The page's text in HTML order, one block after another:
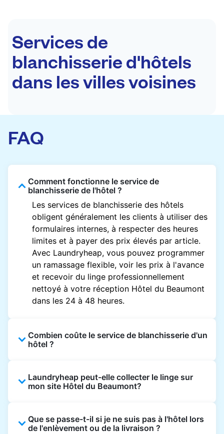
Services de
blanchisserie d'hôtels
dans les villes voisines
FAQ
Comment fonctionne le service de
blanchisserie de l'hôtel ?
Les services de blanchisserie des hôtels
obligent généralement les clients à utiliser des
formulaires internes, à respecter des heures
limites et à payer des prix élevés par article.
Avec Laundryheap, vous pouvez programmer
un ramassage flexible, voir les prix à l'avance
et recevoir du linge professionnellement
nettoyé à votre réception Hôtel du Beaumont
dans les 24 à 48 heures.
Combien coûte le service de blanchisserie d'un
hôtel ?
fonction de l'établissement et du vêtement et
sont souvent beaucoup plus élevés.
transparente, basée sur les articles, de sorte
que vous ne payez que pour ce que vous
Laundryheap peut-elle collecter le linge sur
mon site Hôtel du Beaumont?
directement à la réception de l'hôtel à l'heure
Que se passe-t-il si je ne suis pas à l'hôtel lors
de l'enlèvement ou de la livraison ?